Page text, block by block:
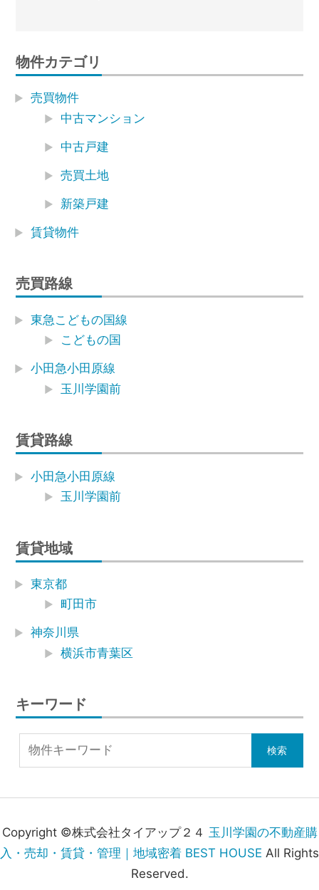
物件カテゴリ
売買物件
中古マンション
中古戸建
売買土地
新築戸建
賃貸物件
売買路線
東急こどもの国線
こどもの国
小田急小田原線
玉川学園前
賃貸路線
小田急小田原線
玉川学園前
賃貸地域
東京都
町田市
神奈川県
横浜市青葉区
キーワード
Copyright ©株式会社タイアップ２４ 玉川学園の不動産購
入・売却・賃貸・管理｜地域密着 BEST HOUSE All Rights
Reserved.